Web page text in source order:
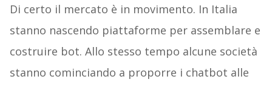
Di certo il mercato è in movimento. In Italia
stanno nascendo piattaforme per assemblare e
costruire bot. Allo stesso tempo alcune società
stanno cominciando a proporre i chatbot alle